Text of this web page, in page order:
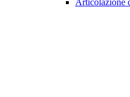
Articolazione